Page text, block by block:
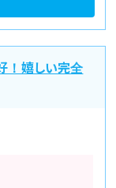
！嬉しい完全